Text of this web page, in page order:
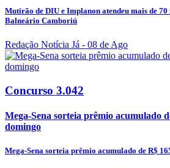
Mutirão de DIU e Implanon atendeu mais de 70
Balneário Camboriú
Redação Notícia Já - 08 de Ago
Concurso 3.042
Mega-Sena sorteia prêmio acumulado
domingo
Mega-Sena sorteia prêmio acumulado de R$